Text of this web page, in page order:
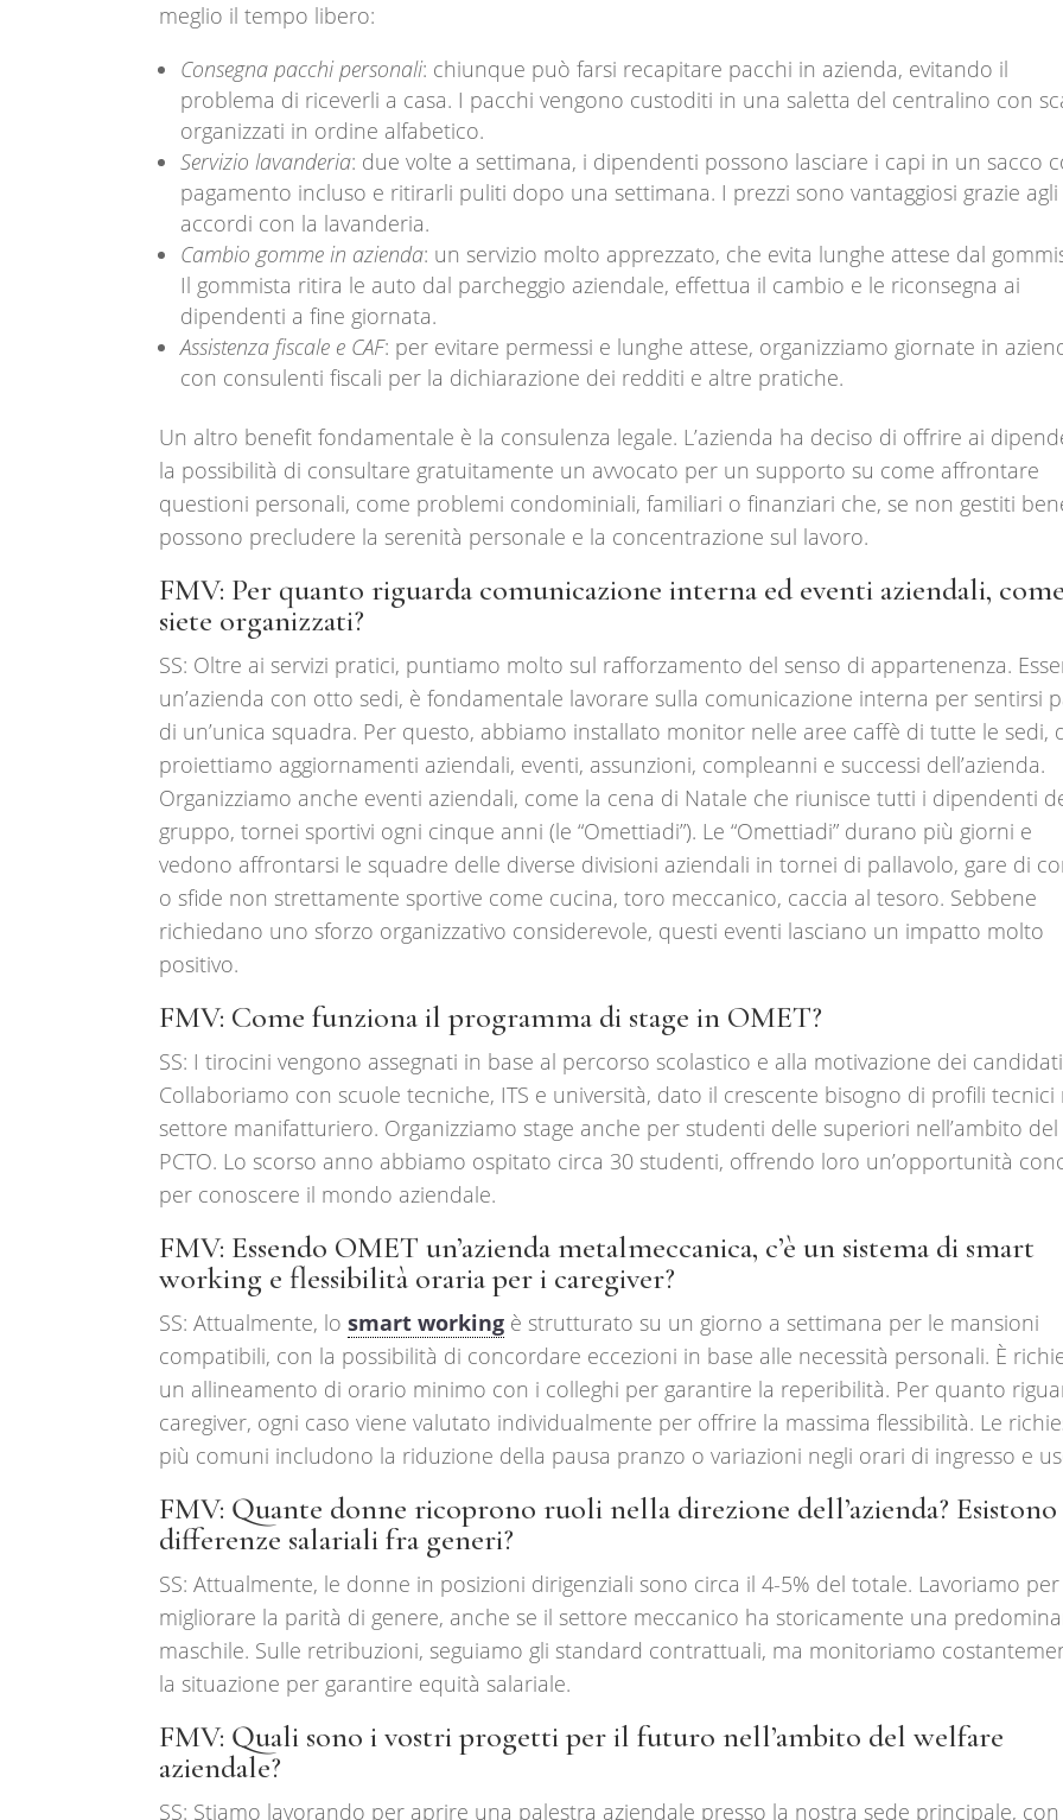
meglio il tempo libero:
Consegna pacchi personali: chiunque può farsi recapitare pacchi in azienda, evitando il
problema di riceverli a casa. I pacchi vengono custoditi in una saletta del centralino con
organizzati in ordine alfabetico.
Servizio lavanderia: due volte a settimana, i dipendenti possono lasciare i capi in un sacco
pagamento incluso e ritirarli puliti dopo una settimana. I prezzi sono vantaggiosi grazie agli
accordi con la lavanderia.
Cambio gomme in azienda: un servizio molto apprezzato, che evita lunghe attese dal
Il gommista ritira le auto dal parcheggio aziendale, effettua il cambio e le riconsegna ai
dipendenti a fine giornata.
Assistenza fiscale e CAF: per evitare permessi e lunghe attese, organizziamo giornate in
con consulenti fiscali per la dichiarazione dei redditi e altre pratiche.
Un altro benefit fondamentale è la consulenza legale. L’azienda ha deciso di offrire ai
la possibilità di consultare gratuitamente un avvocato per un supporto su come affrontare
questioni personali, come problemi condominiali, familiari o finanziari che, se non gestiti
possono precludere la serenità personale e la concentrazione sul lavoro.
FMV: Per quanto riguarda comunicazione interna ed eventi aziendali, come
siete organizzati?
SS: Oltre ai servizi pratici, puntiamo molto sul rafforzamento del senso di appartenenza.
un’azienda con otto sedi, è fondamentale lavorare sulla comunicazione interna per sentirsi
di un’unica squadra. Per questo, abbiamo installato monitor nelle aree caffè di tutte le sedi,
proiettiamo aggiornamenti aziendali, eventi, assunzioni, compleanni e successi dell’azienda.
Organizziamo anche eventi aziendali, come la cena di Natale che riunisce tutti i dipendenti
gruppo, tornei sportivi ogni cinque anni (le “Omettiadi”). Le “Omettiadi” durano più giorni e
vedono affrontarsi le squadre delle diverse divisioni aziendali in tornei di pallavolo, gare di
o sfide non strettamente sportive come cucina, toro meccanico, caccia al tesoro. Sebbene
richiedano uno sforzo organizzativo considerevole, questi eventi lasciano un impatto molto
positivo.
FMV: Come funziona il programma di stage in OMET?
SS: I tirocini vengono assegnati in base al percorso scolastico e alla motivazione dei
Collaboriamo con scuole tecniche, ITS e università, dato il crescente bisogno di profili tecnici
settore manifatturiero. Organizziamo stage anche per studenti delle superiori nell’ambito del
PCTO. Lo scorso anno abbiamo ospitato circa 30 studenti, offrendo loro un’opportunità
per conoscere il mondo aziendale.
FMV: Essendo OMET un’azienda metalmeccanica, c’è un sistema di smart
working e flessibilità oraria per i caregiver?
SS: Attualmente, losmart working è strutturato su un giorno a settimana per le mansioni
compatibili, con la possibilità di concordare eccezioni in base alle necessità personali. È
un allineamento di orario minimo con i colleghi per garantire la reperibilità. Per quanto
caregiver, ogni caso viene valutato individualmente per offrire la massima flessibilità. Le
più comuni includono la riduzione della pausa pranzo o variazioni negli orari di ingresso e
FMV: Quante donne ricoprono ruoli nella direzione dell’azienda? Esistono
differenze salariali fra generi?
SS: Attualmente, le donne in posizioni dirigenziali sono circa il 4-5% del totale. Lavoriamo per
migliorare la parità di genere, anche se il settore meccanico ha storicamente una
maschile. Sulle retribuzioni, seguiamo gli standard contrattuali, ma monitoriamo
la situazione per garantire equità salariale.
FMV: Quali sono i vostri progetti per il futuro nell’ambito del welfare
aziendale?
SS: Stiamo lavorando per aprire una palestra aziendale presso la nostra sede principale, con